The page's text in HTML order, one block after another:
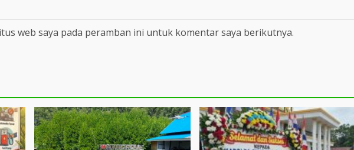
web saya pada peramban ini untuk komentar saya berikutnya.